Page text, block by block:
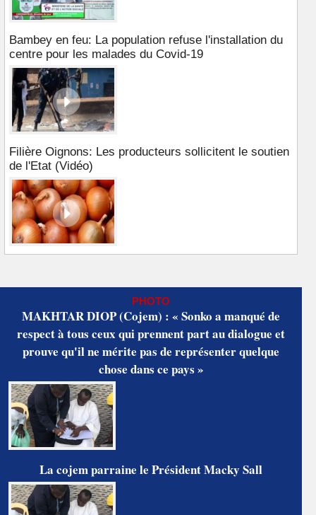
Bambey en feu: La population refuse l'installation du
centre pour les malades du Covid-19
Filière Oignons: Les producteurs sollicitent le soutien
de l'Etat (Vidéo)
PHOTO
MAKHTAR DIOP (Cojem) : « Sonko a manqué de
respect à tous ceux qui prennent part au dialogue et
prouve qu'il ne mérite pas de représenter quelque
chose dans ce pays »
La cojem parraine le Président Macky Sall